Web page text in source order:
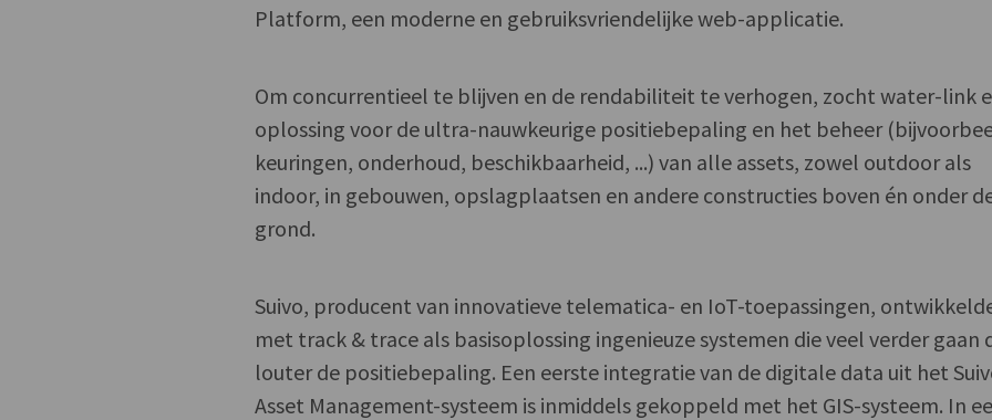
Platform, een moderne en gebruiksvriendelijke web-applicatie.
Om concurrentieel te blijven en de rendabiliteit te verhogen, zocht water-link
oplossing voor de ultra-nauwkeurige positiebepaling en het beheer
keuringen, onderhoud, beschikbaarheid, ...) van alle assets, zowel outdoor als
indoor, in gebouwen, opslagplaatsen en andere constructies boven én onder
grond.
Suivo, producent van innovatieve telematica- en IoT-toepassingen,
met track & trace als basisoplossing ingenieuze systemen die veel verder gaan
louter de positiebepaling. Een eerste integratie van de digitale data uit het
Asset Management-systeem is inmiddels gekoppeld met het GIS-systeem. In